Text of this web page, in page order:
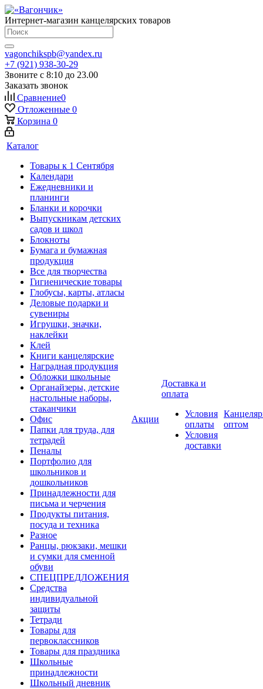
Интернет-магазин канцелярских товаров
vagonchikspb@yandex.ru
+7 (921) 938-30-29
Звоните с 8:10 до 23.00
Заказать звонок
Сравнение0
Отложенные 0
Корзина 0
Каталог
Товары к 1 Сентября
Календари
Ежедневники и
планинги
Бланки и корочки
Выпускникам детских
садов и школ
Блокноты
Бумага и бумажная
продукция
Все для творчества
Гигиенические товары
Глобусы, карты, атласы
Деловые подарки и
сувениры
Игрушки, значки,
наклейки
Клей
Книги канцелярские
Наградная продукция
Обложки школьные
Органайзеры, детские
настольные наборы,
стаканчики
Офис
Папки для труда, для
тетрадей
Пеналы
Портфолио для
школьников и
дошкольников
Принадлежности для
письма и черчения
Продукты питания,
посуда и техника
Разное
Ранцы, рюкзаки, мешки
и сумки для сменной
обуви
СПЕЦПРЕДЛОЖЕНИЯ
Средства
индивидуальной
защиты
Тетради
Товары для
первоклассников
Товары для праздника
Школьные
принадлежности
Школьный дневник
Акции
Доставка и
оплата
Условия
оплаты
Условия
доставки
оптом